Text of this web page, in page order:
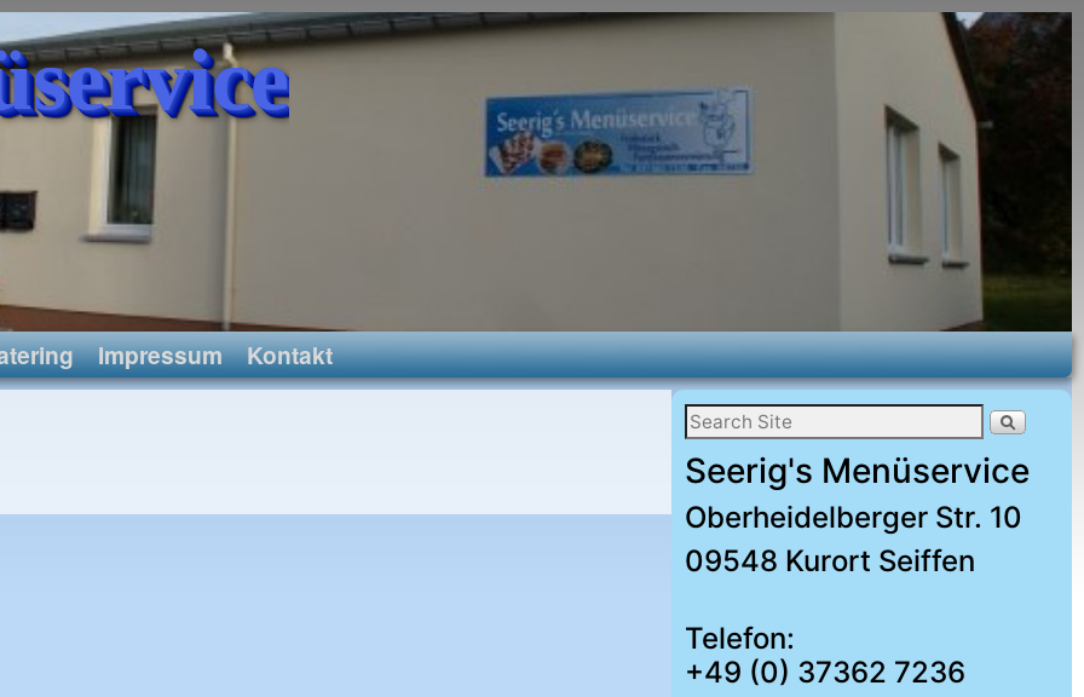
Impressum Kontakt
Seerig's Menüservice
Oberheidelberger Str. 10
09548 Kurort Seiffen
Telefon:
+49 (0) 37362 7236